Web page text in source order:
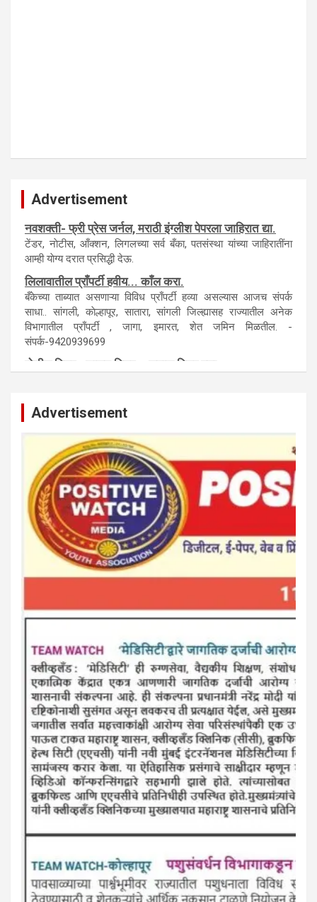
Advertisement
नवशक्ती- फ्री प्रेस जर्नल, मराठी इंग्लीश पेपरला जाहिरात द्या.
टेंडर, नाेटीस, आँक्शन, लिगलच्या सर्व बँका, पतसंस्था यांच्या जाहिरातींना
आम्ही याेग्य दरात प्रसिद्धी देऊ.
लिलावातील प्राँपर्टी हवीय... काँल करा.
बँकेच्या ताब्यात असणाऱ्या विविध प्राँपर्टी हव्या असल्यास आजच संपर्क
साधा.. सांगली, काेल्हापूर, सातारा, सांगली जिल्ह्यासह राज्यातील अनेक
विभागातील प्राँपर्टी , जागा, इमारत, शेत जमिन मिळतील. -
संपर्क-9420939699
कायदेशीर सल्ला या मार्गदर्शन पाहिजे. संपर्क साधा-
परिस्थितीनुसार तुम्ही जर आर्थिक, शैक्षणिक, सामाजिक समस्या, गुन्हेगारी,
शारीरीक त्रास, फसवणूक सारख्या प्रकरणात अडकला असाल, काेर्टाची
पायरी चढला असाल तर चिंता नकाे.. आम्ही मदत करू. मार्गदर्शन करू,
कायदेशीर सल्ला देऊ. - आजच संपर्क साधा- भारत साेनुले-8888207374
या AD सतिश कुंभार -9860944728
मराठी.. इंग्रजी पेपरला जाहिरात द्यायची संपर्क साधा..
मराठी इंग्रजी दैनिकासाठी जिल्हा, राज्य आवृत्तीसाठी जाहिराती स्विकारल्या
जातील. नवशक्ती, फ्री प्रेस जर्नल साठी तुम्हीही तुमच्या नाेटीस द्या. बँक,
13/213/4 सेल्स , डिमांड नाेटीस इतरांच्यापेक्षा वाजवी दरात आम्ही आपली
जाहिरात पब्लिश करू. माेबा. 9420939699
Advertisement